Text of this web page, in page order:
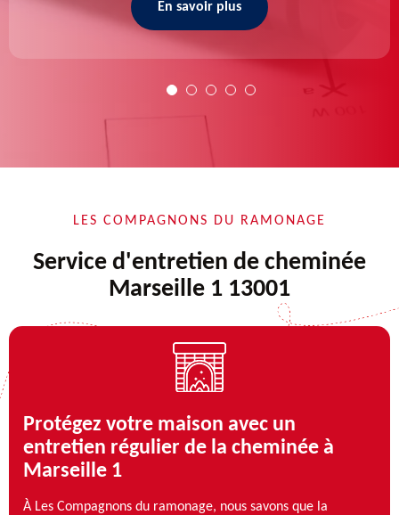
En savoir plus
LES COMPAGNONS DU RAMONAGE
Service d'entretien de cheminée
Marseille 1 13001
Protégez votre maison avec un
entretien régulier de la cheminée à
Marseille 1
À Les Compagnons du ramonage, nous savons que la